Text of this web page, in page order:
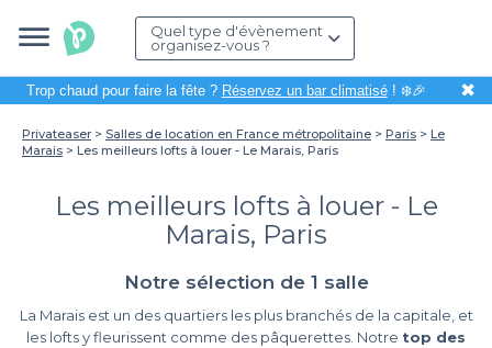
Quel type d'évènement
organisez-vous ?
Trop chaud pour faire la fête ? Réservez un bar climatisé! ❄️🎉 ✖
Privateaser Salles de location en France métropolitaine Paris
Le
Marais
Les meilleurs lofts à louer - Le Marais, Paris
Les meilleurs lofts à louer - Le
Marais, Paris
Notre sélection de 1 salle
La Marais est un des quartiers les plus branchés de la capitale, et
les lofts y fleurissent comme des pâquerettes. Notre top des